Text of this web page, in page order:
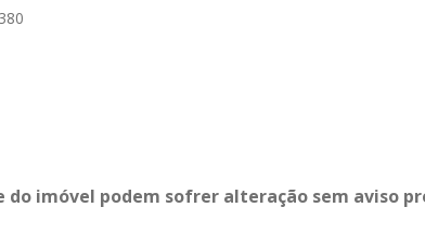
imóvel podem sofrer alteração sem aviso